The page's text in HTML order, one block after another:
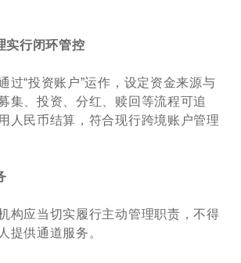
实行闭环管控
过“投资账户”运作，设定资金来源与
集、投资、分红、赎回等流程可追
人民币结算，符合现行跨境账户管理
构应当切实履行主动管理职责，不得
提供通道服务。